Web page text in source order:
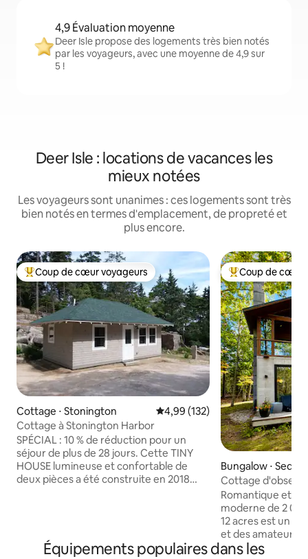
4,9 Évaluation moyenne
Deer Isle propose des logements très bien notés
par les voyageurs, avec une moyenne de 4,9 sur
5 !
Deer Isle : locations de vacances les
mieux notées
Les voyageurs sont unanimes : ces logements sont très
bien notés en termes d'emplacement, de propreté et
plus encore.
Coups de cœur voyageurs les plus appréciés
Coup de cœur voyageurs
Cottage ⋅ Stonington Évaluation moyenne sur la
4,99 (132)
Cottage à Stonington Harbor
SPÉCIAL : 10 % de réduction pour un
séjour de plus de 28 jours. Cette TINY
HOUSE lumineuse et confortable de
deux pièces a été construite en 2018
chauffage et la climatisation. Table de
Coups de cœur
Coup de cœur
Bungalow ⋅
Cottage
et moderne
Romantique et
moderne de 2
12 acres est un
et des amateurs
1 heure du parc
Équipements populaires dans les